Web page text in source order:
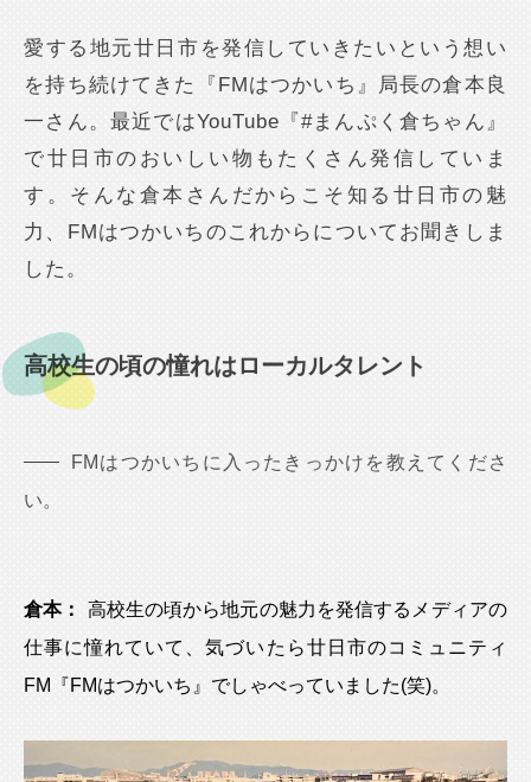
愛する地元廿日市を発信していきたいという想い
を持ち続けてきた『FMはつかいち』局長の倉本良
一さん。最近ではYouTube『#まんぷく倉ちゃん』
で廿日市のおいしい物もたくさん発信していま
す。そんな倉本さんだからこそ知る廿日市の魅
力、FMはつかいちのこれからについてお聞きしま
した。
高校生の頃の憧れはローカルタレント
FMはつかいちに入ったきっかけを教えてくださ
い。
倉本：
高校生の頃から地元の魅力を発信するメディアの
仕事に憧れていて、気づいたら廿日市のコミュニティ
FM『FMはつかいち』でしゃべっていました(笑)。